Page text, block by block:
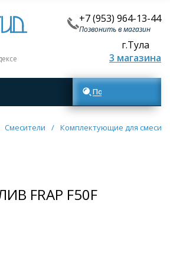
+7 (953) 964-13-44
Позвонить в магазин
г.Тула
3 магазина
Поиск товаров
Смесители / Комплектующие для
FRAP F50F